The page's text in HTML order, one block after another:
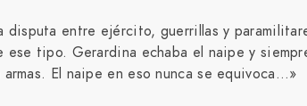
entre ejército, guerrillas y
tipo. Gerardina echaba el naipe y
El naipe en eso nunca se equivoca…»